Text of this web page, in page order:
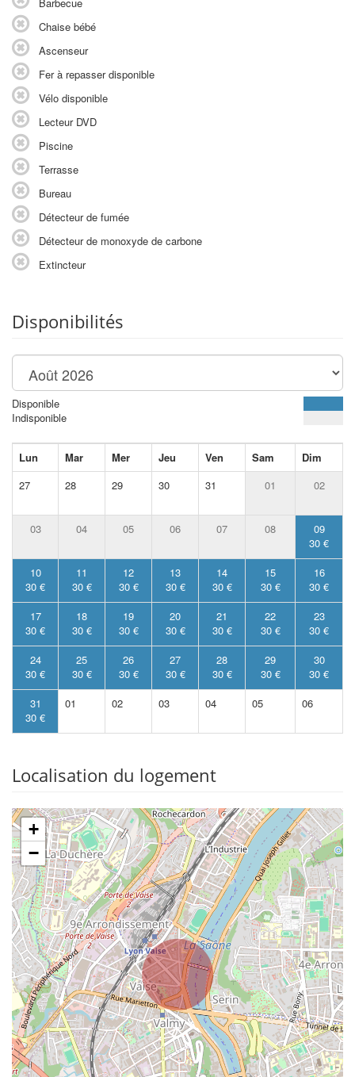
Chaise bébé
Ascenseur
Fer à repasser disponible
Vélo disponible
Lecteur DVD
Piscine
Terrasse
Bureau
Détecteur de fumée
Détecteur de monoxyde de carbone
Extincteur
Disponibilités
Disponible
Indisponible
Lun Mar Mer Jeu Ven Sam
Dim
27
28 29 30 31 01 02
03 04 05 06 07 08
09
30 €
10
30 €
11
30 €
12
30 €
13
30 €
14
30 €
15
30 €
16
30 €
17
30 €
18
30 €
19
30 €
20
30 €
21
30 €
22
30 €
23
30 €
24
30 €
25
30 €
26
30 €
27
30 €
28
30 €
29
30 €
30
30 €
31
30 €
01 02 03 04 05 06
Localisation du logement
+
−